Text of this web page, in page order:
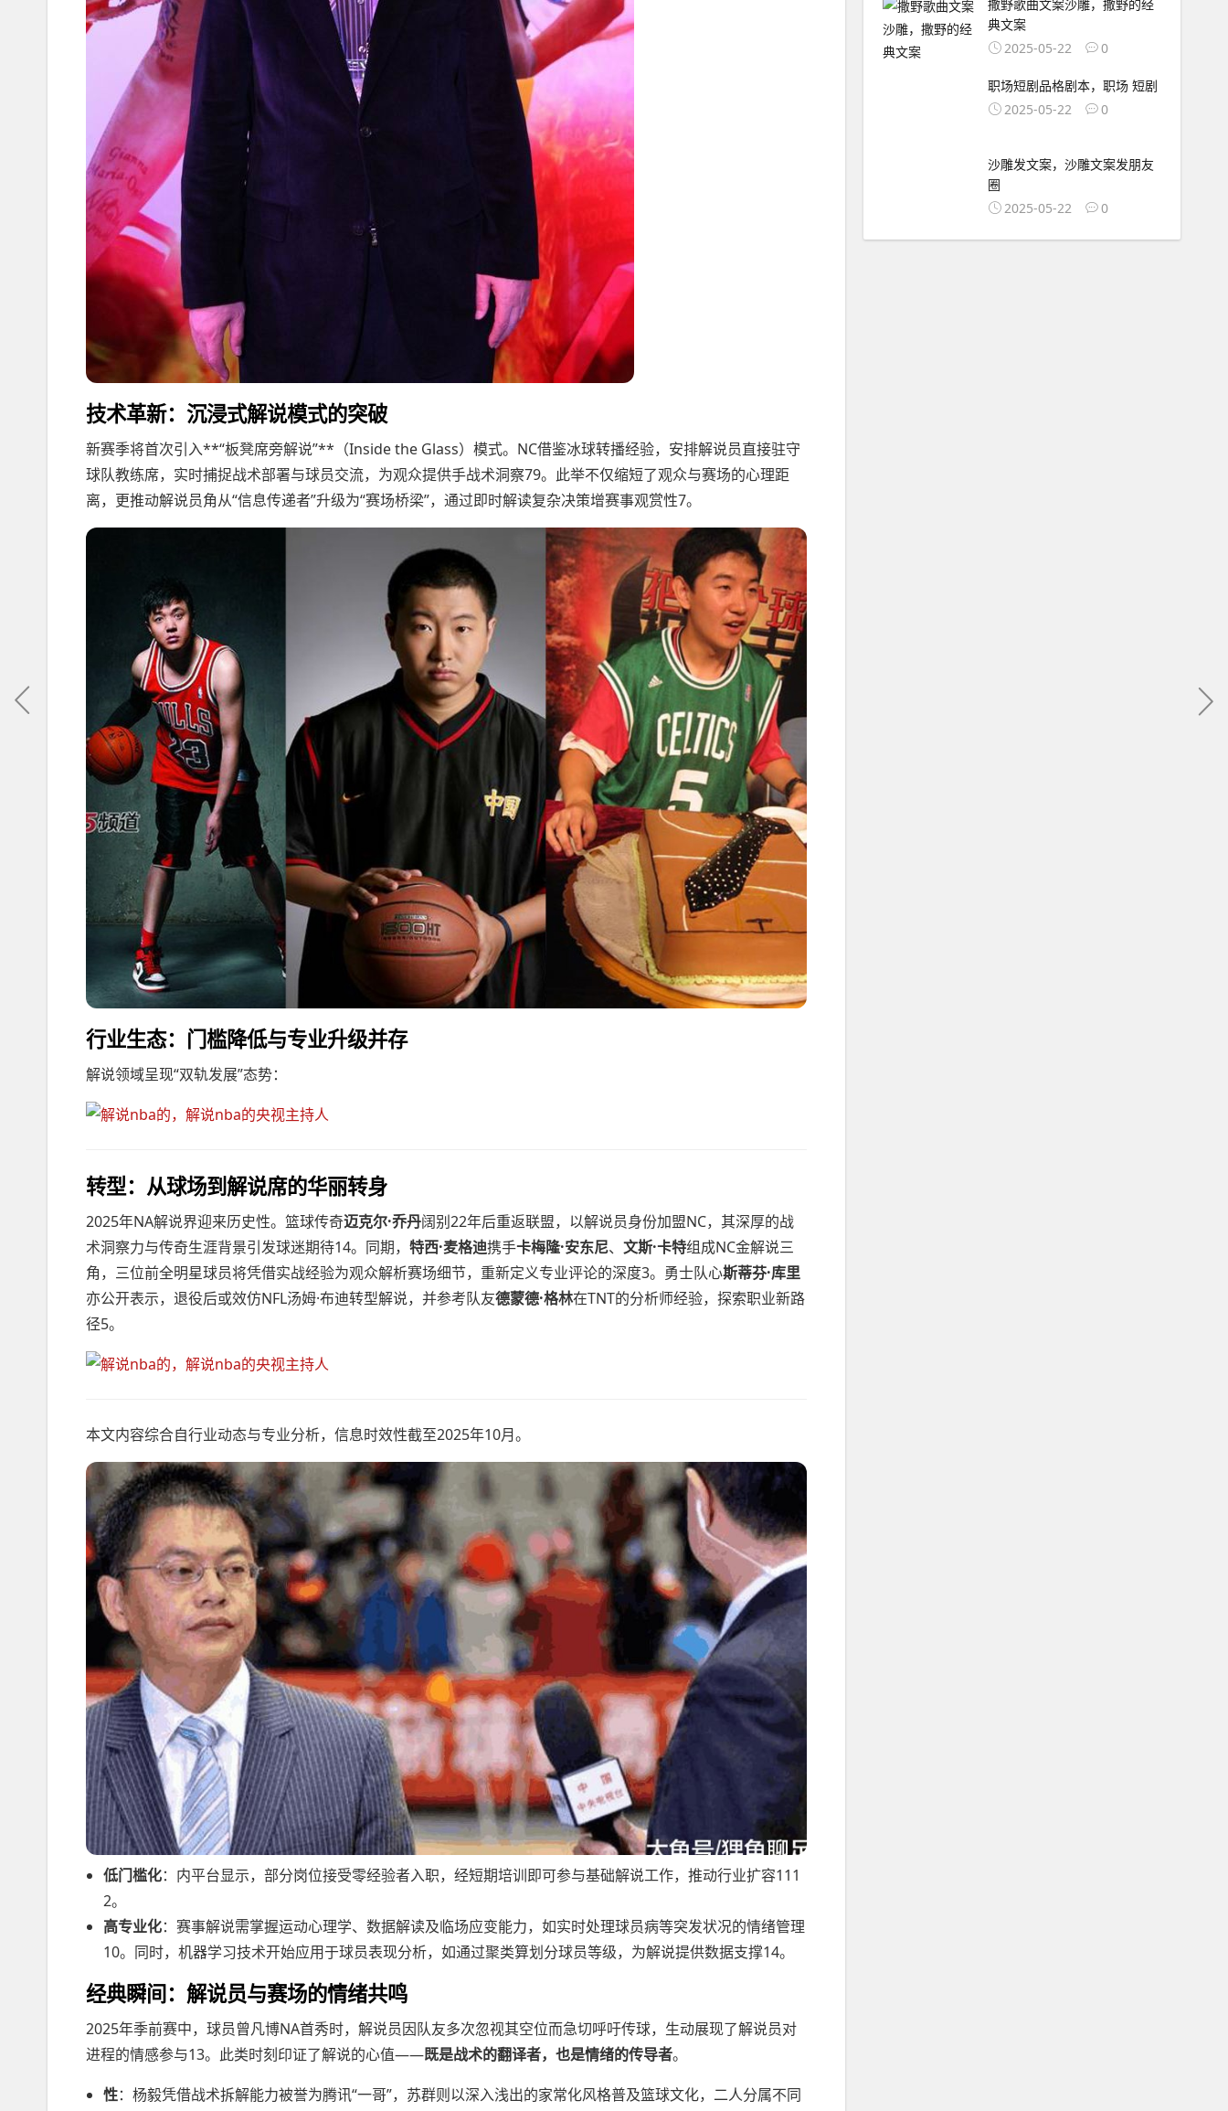
技术革新：沉浸式解说模式的突破
新赛季将首次引入**“板凳席旁解说”**（Inside the Glass）模式。NC借鉴冰球转播经验，安排解说员直接驻守
球队教练席，实时捕捉战术部署与球员交流，为观众提供手战术洞察79。此举不仅缩短了观众与赛场的心理距
离，更推动解说员角从“信息传递者”升级为“赛场桥梁”，通过即时解读复杂决策增赛事观赏性7。
行业生态：门槛降低与专业升级并存
解说领域呈现“双轨发展”态势：
转型：从球场到解说席的华丽转身
2025年NA解说界迎来历史性。篮球传奇迈克尔·乔丹阔别22年后重返联盟，以解说员身份加盟NC，其深厚的战
术洞察力与传奇生涯背景引发球迷期待14。同期， 特西·麦格迪携手卡梅隆·安东尼、 文斯·卡特组成NC金解说三
角，三位前全明星球员将凭借实战经验为观众解析赛场细节，重新定义专业评论的深度3。勇士队心斯蒂芬·库里
亦公开表示，退役后或效仿NFL汤姆·布迪转型解说，并参考队友德蒙德·格林在TNT的分析师经验，探索职业新路
径5。
本文内容综合自行业动态与专业分析，信息时效性截至2025年10月。
低门槛化：内平台显示，部分岗位接受零经验者入职，经短期培训即可参与基础解说工作，推动行业扩容111
2。
高专业化：赛事解说需掌握运动心理学、数据解读及临场应变能力，如实时处理球员病等突发状况的情绪管理
10。同时，机器学习技术开始应用于球员表现分析，如通过聚类算划分球员等级，为解说提供数据支撑14。
经典瞬间：解说员与赛场的情绪共鸣
2025年季前赛中，球员曾凡博NA首秀时，解说员因队友多次忽视其空位而急切呼吁传球，生动展现了解说员对
进程的情感参与13。此类时刻印证了解说的心值——既是战术的翻译者，也是情绪的传导者。
性：杨毅凭借战术拆解能力被誉为腾讯“一哥”，苏群则以深入浅出的家常化风格普及篮球文化，二人分属不同
撒野歌曲文案沙雕，撒野的经
典文案
2025-05-22
0
职场短剧品格剧本，职场 短剧
2025-05-22
0
沙雕发文案，沙雕文案发朋友
圈
2025-05-22
0